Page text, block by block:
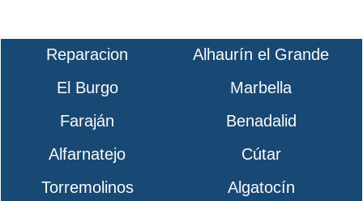
Reparacion
Alhaurín el Grande
El Burgo
Marbella
Faraján
Benadalid
Alfarnatejo
Cútar
Torremolinos
Algatocín